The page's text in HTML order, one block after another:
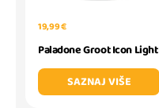
19,99 €
Paladone Groot Icon Light
SAZNAJ VIŠE